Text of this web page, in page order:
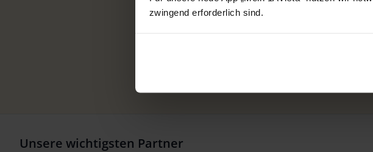
zwingend erforderlich sind.
Unsere wichtigsten Partner